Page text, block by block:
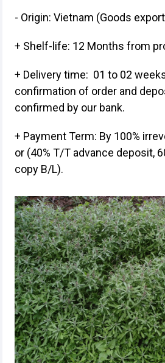
- Origin: Vietnam (Goods
+ Shelf-life: 12 Months from
+ Delivery time: 01 to 02
confirmation of order and
confirmed by our bank.
+ Payment Term: By 100%
or (40% T/T advance deposit,
copy B/L).